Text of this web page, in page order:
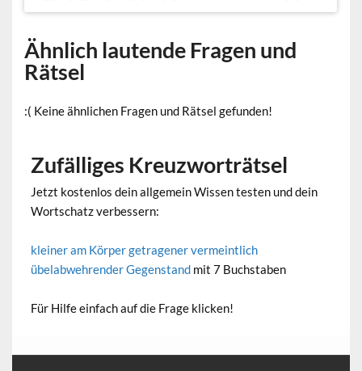
Ähnlich lautende Fragen und
Rätsel
:( Keine ähnlichen Fragen und Rätsel gefunden!
Zufälliges Kreuzworträtsel
Jetzt kostenlos dein allgemein Wissen testen und dein
Wortschatz verbessern:
kleiner am Körper getragener vermeintlich
übelabwehrender Gegenstand mit 7 Buchstaben
Für Hilfe einfach auf die Frage klicken!